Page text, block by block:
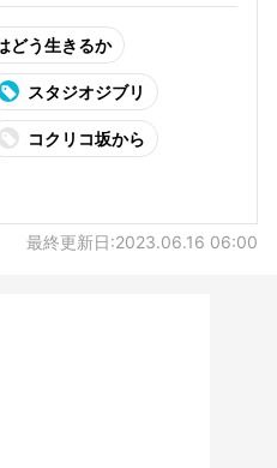
どう生きるか
スタジオジブリ
コクリコ坂から
最終更新日:2023.06.16 06:00